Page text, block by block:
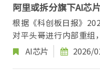
阿里或拆分旗下AI芯
根据《科创板日报》
对平头哥进行内部重组
的业务实体，随后再探
AI芯片 2026/